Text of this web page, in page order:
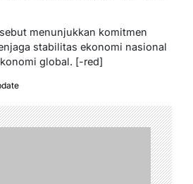
menunjukkan komitmen
stabilitas ekonomi nasional
global. [-red]